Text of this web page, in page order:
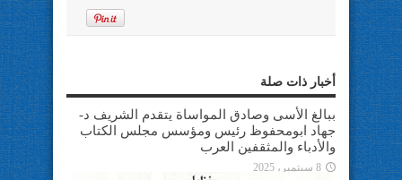
أخبار ذات صلة
ببالغ الأسى وصادق المواساة يتقدم الشريف د-
جهاد ابومحفوظ رئيس ومؤسس مجلس الكتاب
والأدباء والمثقفين العرب
8 سبتمبر، 2025